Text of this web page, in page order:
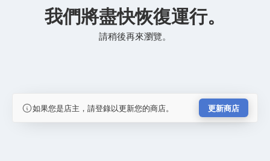
我們將盡快恢復運行。
請稍後再來瀏覽。
如果您是店主，請登錄以更新您的商店。 更新商店